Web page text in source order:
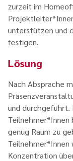
zurzeit im
unterstützen und
festigen.
Lösung
Nach Absprache
und durchgeführt.
Teilnehmer*Innen
genug Raum zu
Teilnehmer*Innen
Konzentration